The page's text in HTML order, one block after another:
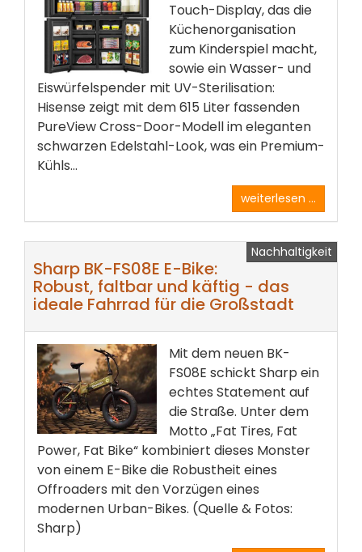
Touch-Display, das die
Küchenorganisation
zum Kinderspiel macht,
sowie ein Wasser- und
Eiswürfelspender mit UV-Sterilisation:
Hisense zeigt mit dem 615 Liter fassenden
PureView Cross-Door-Modell im eleganten
schwarzen Edelstahl-Look, was ein Premium-
Kühls...
weiterlesen ...
Nachhaltigkeit
Sharp BK-FS08E E-Bike:
Robust, faltbar und käftig - das
ideale Fahrrad für die Großstadt
Mit dem neuen BK-
FS08E schickt Sharp ein
echtes Statement auf
die Straße. Unter dem
Motto „Fat Tires, Fat
Power, Fat Bike“ kombiniert dieses Monster
von einem E-Bike die Robustheit eines
Offroaders mit den Vorzügen eines
modernen Urban-Bikes. (Quelle & Fotos:
Sharp)